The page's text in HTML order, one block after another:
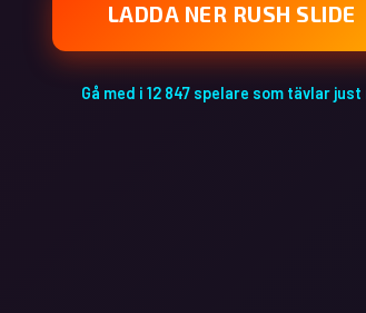
LADDA NER RUSH SLIDE
Gå med i 12 847 spelare som tävlar just